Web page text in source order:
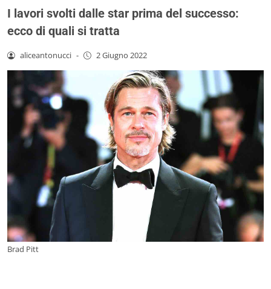
I lavori svolti dalle star prima del successo:
ecco di quali si tratta
aliceantonucci - 2 Giugno 2022
Brad Pitt